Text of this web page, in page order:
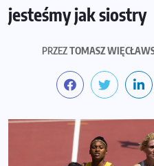
jesteśmy jak siostry
PRZEZTOMASZ